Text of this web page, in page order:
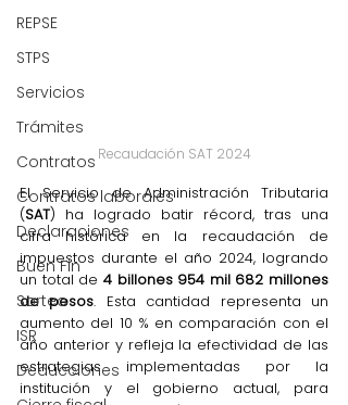
REPSE
STPS
Servicios
Trámites
Contratos
Contratos laborales
Declaraciones
Buen Fin
Sorteo
ISR
Deducciones
Recaudación SAT 2024
El Servicio de Administración Tributaria
(SAT) ha logrado batir récord, tras una
cifra histórica en la recaudación de
impuestos durante el año 2024, logrando
un total de 4 billones 954 mil 682 millones
de pesos. Esta cantidad representa un
aumento del 10 % en comparación con el
año anterior y refleja la efectividad de las
estrategias implementadas por la
institución y el gobierno actual, para